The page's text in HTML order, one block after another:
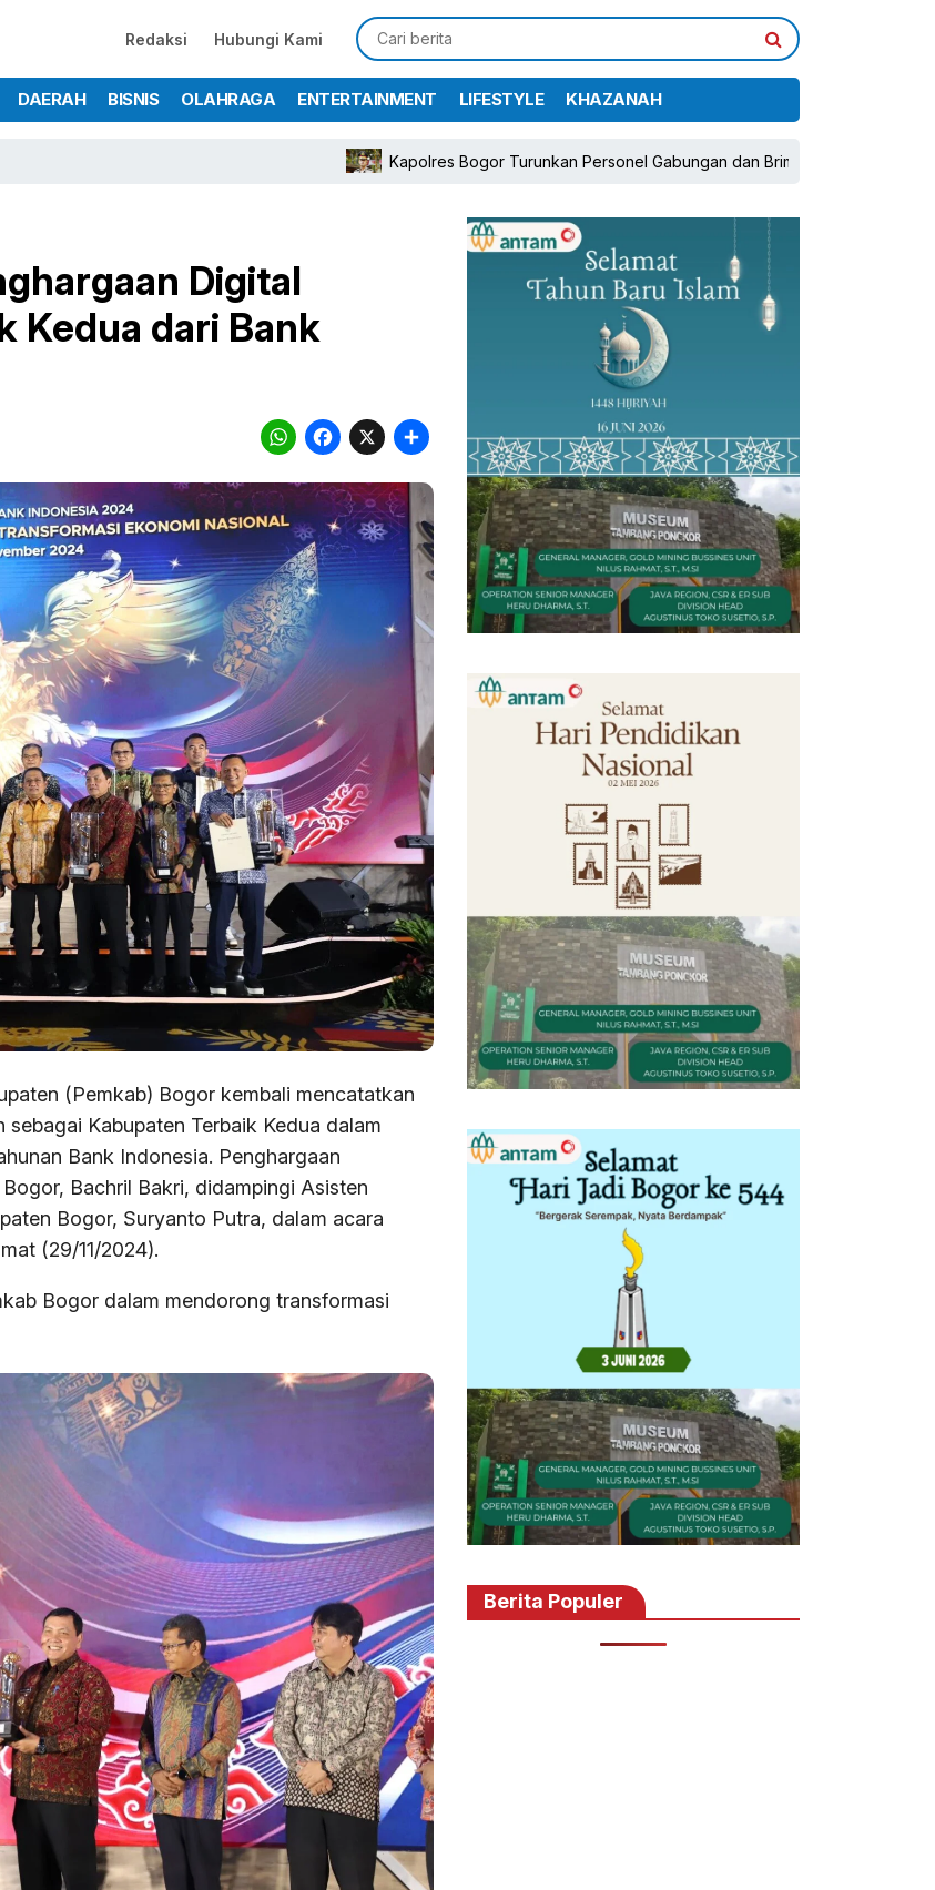
Redaksi Hubungi Kami
DAERAH BISNIS OLAHRAGA ENTERTAINMENT LIFESTYLE KHAZANAH
Kapolres Bogor Turunkan Personel Gabungan dan Brimob, Prioritaskan Pengamanan
Digital
Kedua dari Bank
WhatsApp
Facebook
X Share
(Pemkab) Bogor kembali mencatatkan
Kabupaten Terbaik Kedua dalam
Bank Indonesia. Penghargaan
Bachril Bakri, didampingi Asisten
Bogor, Suryanto Putra, dalam acara
(29/11/2024).
Bogor dalam mendorong transformasi
Berita Populer